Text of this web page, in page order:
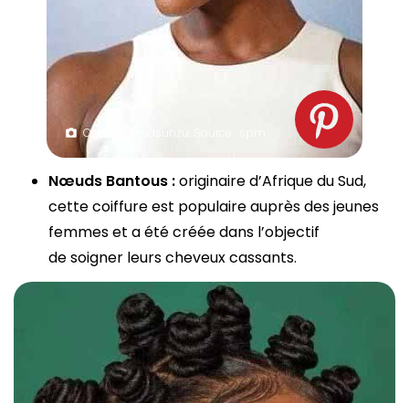
Coiffure Amasunzu. Source : spm
Nœuds Bantous :originaire d’Afrique du Sud,
cette coiffure est populaire auprès des jeunes
femmes et a été créée dans l’objectif
de soigner leurs cheveux cassants.